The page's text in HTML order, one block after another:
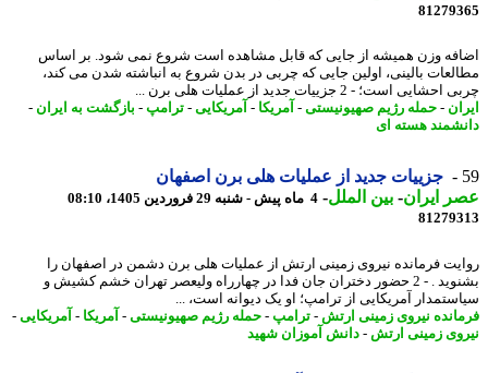
وزن همیشه از جایی که قابل مشاهده است شروع نمی شود. بر اساس
بالینی، اولین جایی که چربی در بدن شروع به انباشته شدن می کند،
است؛ - 2 جزییات جدید از عملیات هلی برن ...
- حمله رژیم صهیونیستی-آمریکا- آمریکایی-ترامپ -بازگشت به ایران -
هسته ای
جزییات جدید از عملیات هلی برن اصفهان
ایران- بین الملل-4 ماه پیش - شنبه 29 فروردین 1405، 08:10
فرمانده نیروی زمینی ارتش از عملیات هلی برن دشمن در اصفهان را
بشنوید . - 2 حضور دختران جان فدا در چهارراه ولیعصر تهران خشم کشیش و
آمریکایی از ترامپ؛ او یک دیوانه است، ...
نیروی زمینی ارتش -ترامپ -حمله رژیم صهیونیستی-آمریکا- آمریکایی-
زمینی ارتش -دانش آموزان شهید